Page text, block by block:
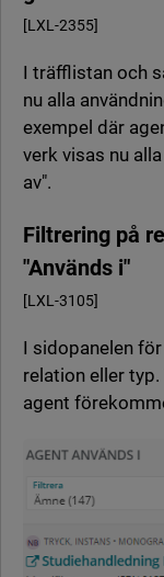
[LXL-2355]
I träfflistan och
nu alla
exempel där
verk visas nu
av".
Filtrering på
"Används i"
[LXL-3105]
I sidopanelen
relation eller
agent